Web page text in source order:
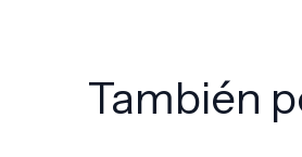
También